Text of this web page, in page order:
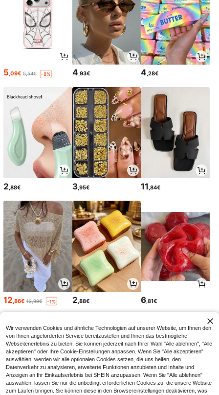
5,09€ 5,54€ -8% 4,93€ 4,28€
2 ,88€ 3,95€ 11 ,84€
12,86€ 12,99€ -1% 2,88€ 6,81€
Wir verwenden Cookies und ähnliche Technologien auf unserer Website, um Ihnen den
von Ihnen angeforderten Service bereitzustellen und Ihnen das bestmögliche
Webseitenerlebnis zu bieten. Sie können jederzeit nach Ihrer Wahl "Alle ablehnen", "Alle
akzeptieren" oder Ihre Cookie-Einstellungen anpassen. Wenn Sie "Alle akzeptieren"
auswählen, werden wir alle optionalen Cookies setzen, die uns helfen, den
Datenverkehr zu analysieren, erweiterte Funktionen anzubieten und Inhalte und
Anzeigen an Ihr Einkaufserlebnis bei SHEIN anzupassen. Wenn Sie "Alle ablehnen"
auswählen, lassen Sie nur die unbedingt erforderlichen Cookies zu, die unsere Website
zum Laufen bringen. Sie können diese in den Browsereinstellungen deaktivieren, was